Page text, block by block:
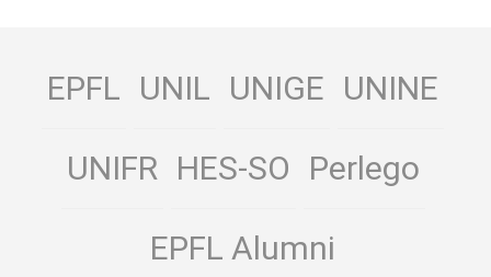
EPFL UNIL UNIGE UNINE
UNIFR HES-SO Perlego
EPFL Alumni